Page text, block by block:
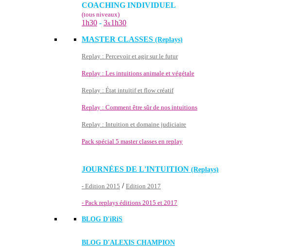
COACHING INDIVIDUEL
(tous niveaux)
1h30 - 3x1h30
MASTER CLASSES (Replays)
Replay : Percevoir et agir sur le futur
Replay : Les intuitions animale et végétale
Replay : État intuitif et flow créatif
Replay : Comment être sûr de nos intuitions
Replay : Intuition et domaine judiciaire
Pack spécial 5 master classes en replay
JOURNÉES DE L'INTUITION (Replays)
- Edition 2015 / Edition 2017
- Pack replays éditions 2015 et 2017
BLOG D'iRiS
BLOG D'ALEXIS CHAMPION